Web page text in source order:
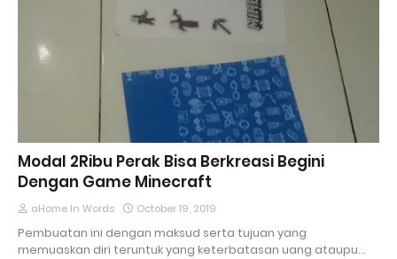
Modal 2Ribu Perak Bisa Berkreasi Begini
Dengan Game Minecraft
aHome In Words October 19, 2019
Pembuatan ini dengan maksud serta tujuan yang
memuaskan diri teruntuk yang keterbatasan uang ataupu…